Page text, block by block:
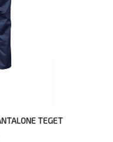
TEGET